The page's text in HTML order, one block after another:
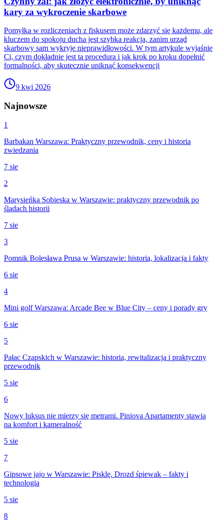
kary za wykroczenie skarbowe
Pomyłka w rozliczeniach z fiskusem może zdarzyć się każdemu, ale
kluczem do spokoju ducha jest szybka reakcja, zanim urząd
skarbowy sam wykryje nieprawidłowości. W tym artykule wyjaśnię
Ci, czym dokładnie jest ta procedura i jak krok po kroku dopełnić
formalności, aby skutecznie uniknąć konsekwencji
9 kwi 2026
Najnowsze
1
Barbakan Warszawa: Praktyczny przewodnik, ceny i historia
zwiedzania
7 sie
2
Marysieńka Sobieska w Warszawie: praktyczny przewodnik po
śladach historii
7 sie
3
Pomnik Bolesława Prusa w Warszawie: historia, lokalizacja i fakty
6 sie
4
Mini golf Warszawa: Arcade Bee w Blue City – ceny i porady gry
6 sie
5
Pałac Czapskich w Warszawie: historia, rewitalizacja i praktyczny
przewodnik
5 sie
6
Nowy luksus nie mierzy się metrami. Piniova Apartamenty stawia
na komfort i kameralność
5 sie
7
Gipsowe jajo w Warszawie: Pisklę. Drozd śpiewak – fakty i
technologia
5 sie
8